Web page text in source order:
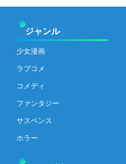
ジャンル
少女漫画
ラブコメ
コメディ
ファンタジー
サスペンス
ホラー